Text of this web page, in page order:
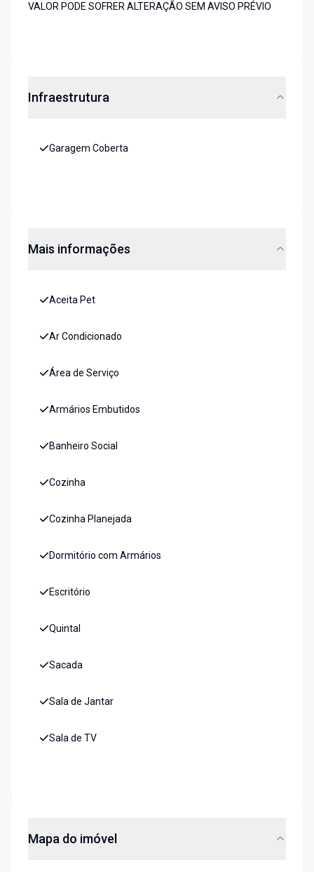
VALOR PODE SOFRER ALTERAÇÃO SEM AVISO PRÉVIO
Infraestrutura
Garagem Coberta
Mais informações
Aceita Pet
Ar Condicionado
Área de Serviço
Armários Embutidos
Banheiro Social
Cozinha
Cozinha Planejada
Dormitório com Armários
Escritório
Quintal
Sacada
Sala de Jantar
Sala de TV
Mapa do imóvel